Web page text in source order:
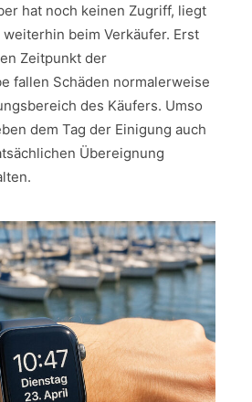
hat noch keinen Zugriff, liegt
beim Verkäufer. Erst
Zeitpunkt der
fallen Schäden normalerweise
des Käufers. Umso
dem Tag der Einigung auch
Übereignung